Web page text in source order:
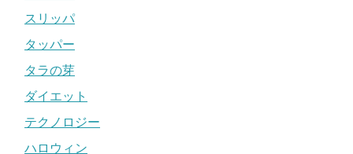
スリッパ
タッパー
タラの芽
ダイエット
テクノロジー
ハロウィン